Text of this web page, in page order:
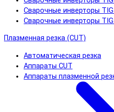
Сварочные инверторы
Сварочные инверторы
Плазменная резка (CUT)
Автоматическая резка
Аппараты CUT
Аппараты плазменной